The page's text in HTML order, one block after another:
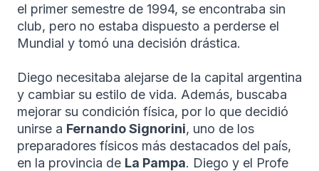
el primer semestre de 1994, se encontraba sin
club, pero no estaba dispuesto a perderse el
Mundial y tomó una decisión drástica.
Diego necesitaba alejarse de la capital argentina
y cambiar su estilo de vida. Además, buscaba
mejorar su condición física, por lo que decidió
unirse a Fernando Signorini, uno de los
preparadores físicos más destacados del país,
en la provincia de La Pampa. Diego y el Profe